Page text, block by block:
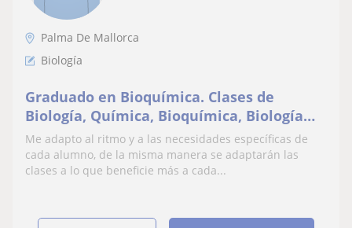
Palma De Mallorca
Biología
Graduado en Bioquímica. Clases de
Biología, Química, Bioquímica, Biología
molecular además de Inglés (B2/C1) y
alemán (nativo). Desde primaria a
estudiantes de carrera
Me adapto al ritmo y a las necesidades específicas de
cada alumno, de la misma manera se adaptarán las
clases a lo que beneficie más a cada...